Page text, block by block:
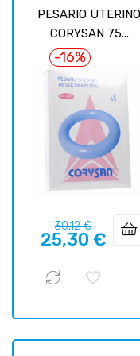
PESARIO UTERINO
CORYSAN 75...
-16%
Базовая
цена
30,12 €Цена
25,30 €